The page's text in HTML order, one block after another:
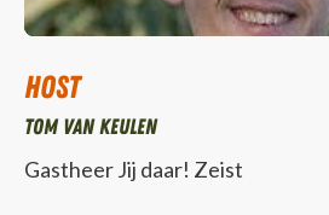
Host
Tom van Keulen
Gastheer Jij daar! Zeist